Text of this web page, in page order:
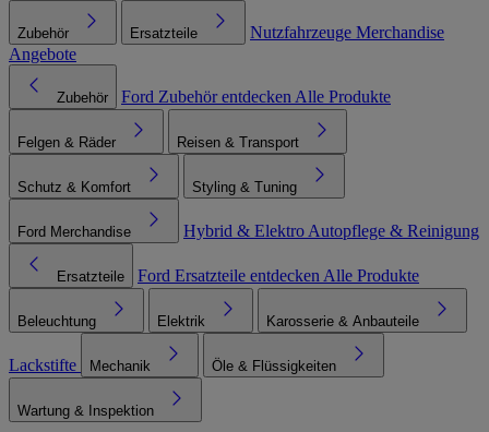
Zubehör Ersatzteile Nutzfahrzeuge Merchandise
Angebote
Zubehör Ford Zubehör entdecken Alle Produkte
Felgen & Räder Reisen & Transport
Schutz & Komfort Styling & Tuning
Ford Merchandise Hybrid & Elektro Autopflege & Reinigung
Ersatzteile Ford Ersatzteile entdecken Alle Produkte
Beleuchtung Elektrik Karosserie & Anbauteile
Lackstifte Mechanik Öle & Flüssigkeiten
Wartung & Inspektion